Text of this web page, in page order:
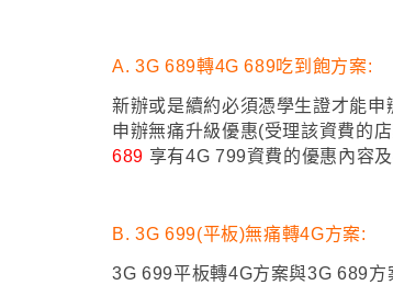
A. 3G 689轉4G 689吃到飽方案:
新辦或是續約必須憑學生證才能申
申辦無痛升級優惠(受理該資費的
689 享有4G 799資費的優惠內容
B. 3G 699(平板)無痛轉4G方案:
3G 699平板轉4G方案與3G 689方